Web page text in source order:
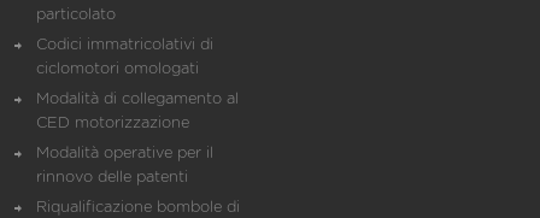
particolato
Codici immatricolativi di
ciclomotori omologati
Modalità di collegamento al
CED motorizzazione
Modalità operative per il
rinnovo delle patenti
Riqualificazione bombole di